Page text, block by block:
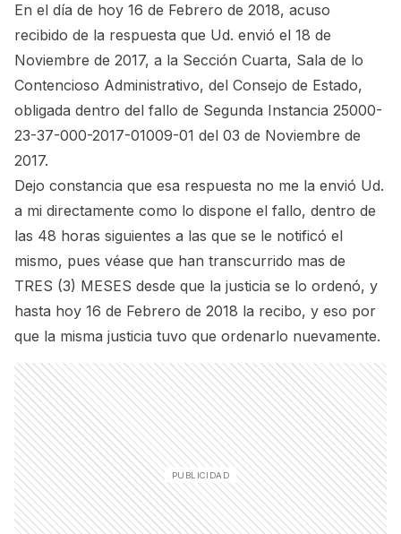
En el día de hoy 16 de Febrero de 2018, acuso
recibido de la respuesta que Ud. envió el 18 de
Noviembre de 2017, a la Sección Cuarta, Sala de lo
Contencioso Administrativo, del Consejo de Estado,
obligada dentro del fallo de Segunda Instancia 25000-
23-37-000-2017-01009-01 del 03 de Noviembre de
2017.
Dejo constancia que esa respuesta no me la envió Ud.
a mi directamente como lo dispone el fallo, dentro de
las 48 horas siguientes a las que se le notificó el
mismo, pues véase que han transcurrido mas de
TRES (3) MESES desde que la justicia se lo ordenó, y
hasta hoy 16 de Febrero de 2018 la recibo, y eso por
que la misma justicia tuvo que ordenarlo nuevamente.